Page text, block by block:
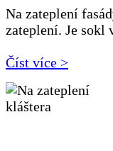
Na zateplení
zateplení. Je sokl
Číst více >